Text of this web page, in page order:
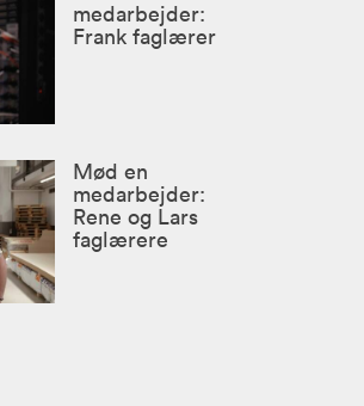
medarbejder:
Frank faglærer
Mød en
medarbejder:
Rene og Lars
faglærere